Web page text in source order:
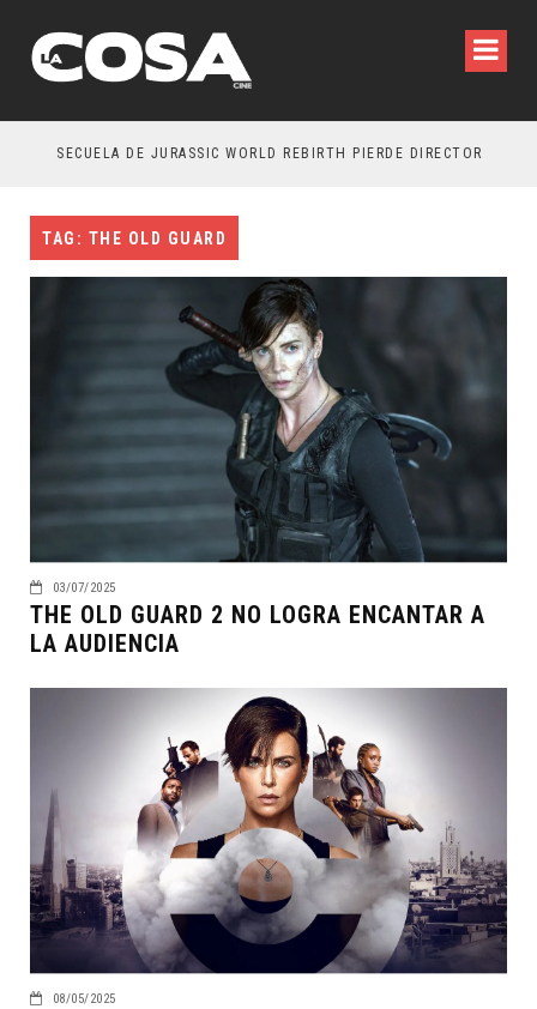
SECUELA DE JURASSIC WORLD REBIRTH PIERDE DIRECTOR
TAG: THE OLD GUARD
03/07/2025
THE OLD GUARD 2 NO LOGRA ENCANTAR A
LA AUDIENCIA
08/05/2025